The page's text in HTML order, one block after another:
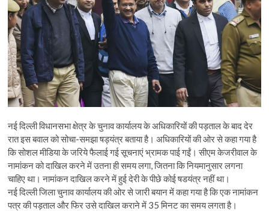
नई दिल्ली विधानसभा क्षेत्र के चुनाव कार्यालय के अधिकारियों की पड़ताल के बाद देर
रात इस बवाल को सोचा-समझा षड्यंत्र बताया है। अधिकारियों की ओर से कहा गया है
कि सोशल मीडिया के जरिये फैलाई गई सूचनाएं भ्रामक पाई गईं। सीएम केजरीवाल के
नामांकन को दाखिल करने में उतना ही समय लगा, जितना कि नियमानुसार लगना
चाहिए था। नामांकन दाखिल करने में हुई देरी के पीछे कोई षडयंत्र नहीं था।
नई दिल्ली जिला चुनाव कार्यालय की ओर से जारी बयान में कहा गया है कि एक नामांकन
पत्र की पड़ताल और फिर उसे दाखिल कराने में 35 मिनट का समय लगता है।